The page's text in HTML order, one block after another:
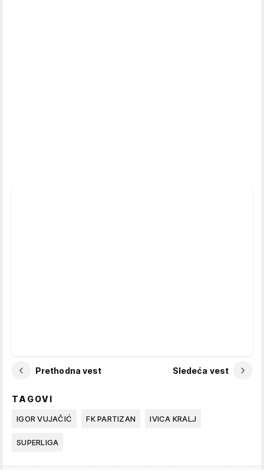
Prethodna vest Sledeća vest
TAGOVI
IGOR VUJAČIĆ FK PARTIZAN IVICA KRALJ
SUPERLIGA